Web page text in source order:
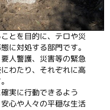
とを目的に、テロや災
に対処する部門です。
人警護、災害等の緊急
わたり、それぞれに高
実に行動できるよう
心や人々の平穏な生活